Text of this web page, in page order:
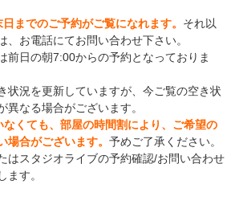
までのご予約がご覧になれます。 それ以
、お電話にてお問い合わせ下さい。
前日の朝7:00からの予約となっておりま
状況を更新していますが、今ご覧の空き状
異なる場合がございます。
なくても、部屋の時間割により、ご希望の
場合がございます。予めご了承ください。
はスタジオライブの予約確認/お問い合わせ
ます。